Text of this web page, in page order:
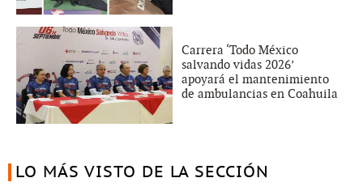
Carrera ‘Todo México
salvando vidas 2026’
apoyará el mantenimiento
de ambulancias en Coahuila
LO MÁS VISTO DE LA SECCIÓN